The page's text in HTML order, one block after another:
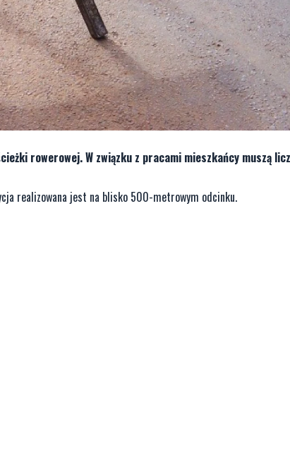
rowerowej. W związku z pracami mieszkańcy muszą
realizowana jest na blisko 500-metrowym odcinku.